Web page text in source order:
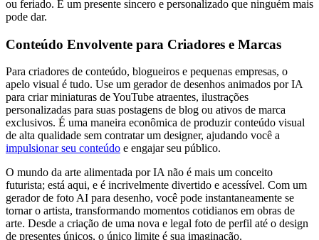
ou feriado. É um presente sincero e personalizado que ninguém mais
pode dar.
Conteúdo Envolvente para Criadores e Marcas
Para criadores de conteúdo, blogueiros e pequenas empresas, o
apelo visual é tudo. Use um gerador de desenhos animados por IA
para criar miniaturas de YouTube atraentes, ilustrações
personalizadas para suas postagens de blog ou ativos de marca
exclusivos. É uma maneira econômica de produzir conteúdo visual
de alta qualidade sem contratar um designer, ajudando você a
impulsionar seu conteúdo e engajar seu público.
O mundo da arte alimentada por IA não é mais um conceito
futurista; está aqui, e é incrivelmente divertido e acessível. Com um
gerador de foto AI para desenho, você pode instantaneamente se
tornar o artista, transformando momentos cotidianos em obras de
arte. Desde a criação de uma nova e legal foto de perfil até o design
de presentes únicos, o único limite é sua imaginação.